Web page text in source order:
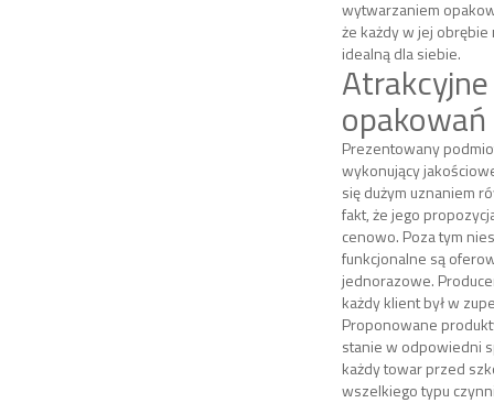
wytwarzaniem
że każdy w jej
idealną dla siebie.
opakowań
Prezentowany
wykonujący
się dużym uznaniem
fakt, że jego
cenowo. Poza tym
funkcjonalne są
jednorazowe.
każdy klient był w
Proponowane
stanie w odpowiedni
każdy towar przed
wszelkiego typu